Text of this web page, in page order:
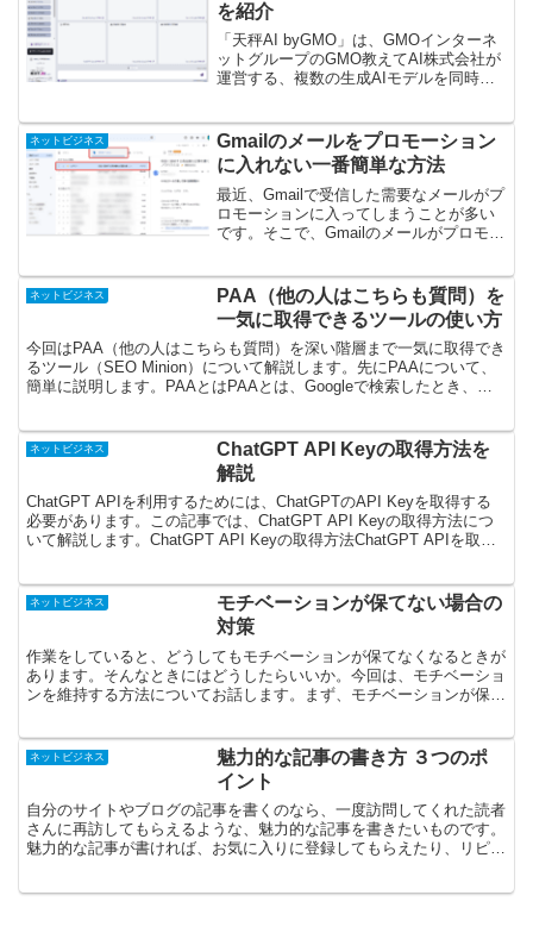
を紹介
「天秤AI byGMO」は、GMOインターネ
ットグループのGMO教えてAI株式会社が
運営する、複数の生成AIモデルを同時に
といった主要なモ...
ネットビジネス
Gmailのメールをプロモーション
に入れない一番簡単な方法
最近、Gmailで受信した需要なメールがプ
ロモーションに入ってしまうことが多い
です。そこで、Gmailのメールがプロモー
一番簡単な方法一番簡単な方法は、プロ
モーションタ...
ネットビジネス
PAA（他の人はこちらも質問）を
一気に取得できるツールの使い方
今回はPAA（他の人はこちらも質問）を深い階層まで一気に取得でき
るツール（SEO Minion）について解説します。先にPAAについて、
簡単に説明します。PAAとはPAAとは、Googleで検索したとき、そ
ネットビジネス
ChatGPT API Keyの取得方法を
解説
ChatGPT APIを利用するためには、ChatGPTのAPI Keyを取得する
必要があります。この記事では、ChatGPT API Keyの取得方法につ
いて解説します。ChatGPT API Keyの取得方法ChatGPT APIを取
ネットビジネス
モチベーションが保てない場合の
対策
作業をしていると、どうしてもモチベーションが保てなくなるときが
あります。そんなときにはどうしたらいいか。今回は、モチベーショ
ンを維持する方法についてお話します。まず、モチベーションが保て
ネットビジネス
魅力的な記事の書き方 ３つのポ
イント
自分のサイトやブログの記事を書くのなら、一度訪問してくれた読者
さんに再訪してもらえるような、魅力的な記事を書きたいものです。
魅力的な記事が書ければ、お気に入りに登録してもらえたり、リピー